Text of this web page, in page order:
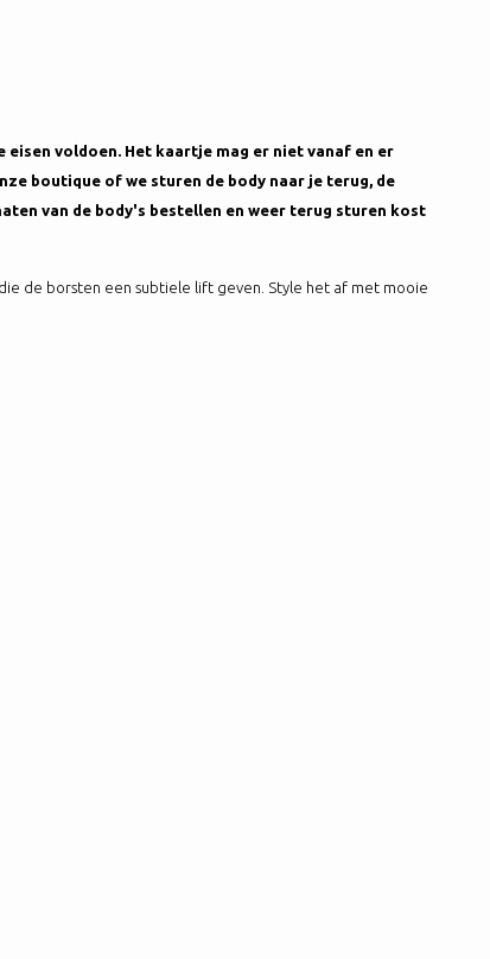
voldoen. Het kaartje mag er niet vanaf en er
boutique of we sturen de body naar je terug, de
van de body's bestellen en weer terug sturen kost
de borsten een subtiele lift geven. Style het af met mooie